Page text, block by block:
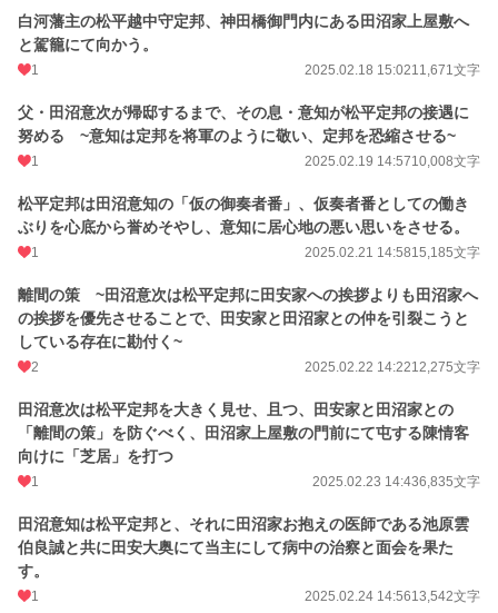
白河藩主の松平越中守定邦、神田橋御門内にある田沼家上屋敷へ
と駕籠にて向かう。
1 2025.02.18 15:0211,671文字
父・田沼意次が帰邸するまで、その息・意知が松平定邦の接遇に
努める ~意知は定邦を将軍のように敬い、定邦を恐縮させる~
1 2025.02.19 14:5710,008文字
松平定邦は田沼意知の「仮の御奏者番」、仮奏者番としての働き
ぶりを心底から誉めそやし、意知に居心地の悪い思いをさせる。
1 2025.02.21 14:5815,185文字
離間の策 ~田沼意次は松平定邦に田安家への挨拶よりも田沼家へ
の挨拶を優先させることで、田安家と田沼家との仲を引裂こうと
している存在に勘付く~
2 2025.02.22 14:2212,275文字
田沼意次は松平定邦を大きく見せ、且つ、田安家と田沼家との
「離間の策」を防ぐべく、田沼家上屋敷の門前にて屯する陳情客
向けに「芝居」を打つ
1 2025.02.23 14:436,835文字
田沼意知は松平定邦と、それに田沼家お抱えの医師である池原雲
伯良誠と共に田安大奥にて当主にして病中の治察と面会を果た
す。
1 2025.02.24 14:5613,542文字